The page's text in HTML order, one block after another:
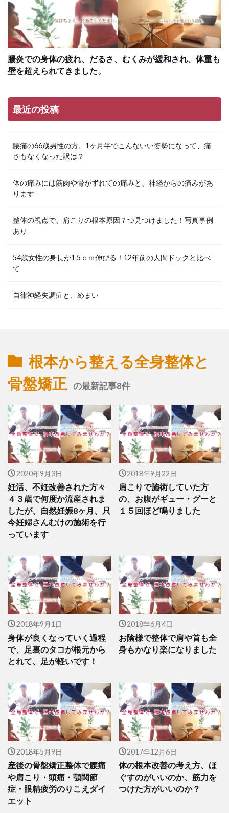
腸炎での身体の疲れ、だるさ、むくみが緩和され、体重も
壁を超えられてきました。
最近の投稿
腰痛の66歳男性の方、1ヶ月半でこんないい姿勢になって、痛
さもなくなった訳は？
体の痛みには筋肉や骨がずれての痛みと、神経からの痛みがあ
ります
整体の視点で、肩こりの根本原因７つ見つけました！写真事例
あり
54歳女性の身長が1.5ｃｍ伸びる！12年前の人間ドックと比べ
て
自律神経失調症と、めまい
根本から整える全身整体と
骨盤矯正 の最新記事8件
2020年9月3日
妊活、不妊改善された方々
４３歳で何度か流産されま
したが、自然妊娠8ヶ月、只
今妊婦さんむけの施術を行
っています
2018年9月22日
肩こりで施術していた方
の、お腹がギュー・グーと
１５回ほど鳴りました
2018年9月1日
身体が良くなっていく過程
で、足裏のタコが根元から
とれて、足が軽いです！
2018年6月4日
お陰様で整体で肩や首も全
身もかなり楽になりました
2018年5月9日
産後の骨盤矯正整体で腰痛
や肩こり・頭痛・顎関節
症・眼精疲労のりこえダイ
エット
2017年12月6日
体の根本改善の考え方、ほ
ぐすのがいいのか、筋力を
つけた方がいいのか？